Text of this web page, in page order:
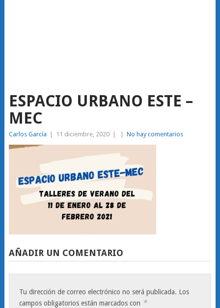
ESPACIO URBANO ESTE –
MEC
Carlos García 11 diciembre, 2020 No hay comentarios
AÑADIR UN COMENTARIO
Tu dirección de correo electrónico no será publicada. Los
campos obligatorios están marcados con *